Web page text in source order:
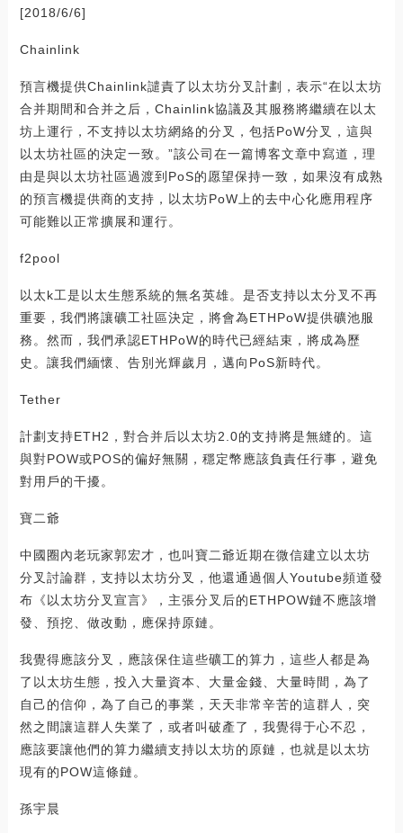
[2018/6/6]
Chainlink
預言機提供Chainlink譴責了以太坊分叉計劃，表示“在以太坊
合并期間和合并之后，Chainlink協議及其服務將繼續在以太
坊上運行，不支持以太坊網絡的分叉，包括PoW分叉，這與
以太坊社區的決定一致。”該公司在一篇博客文章中寫道，理
由是與以太坊社區過渡到PoS的愿望保持一致，如果沒有成熟
的預言機提供商的支持，以太坊PoW上的去中心化應用程序
可能難以正常擴展和運行。
f2pool
以太k工是以太生態系統的無名英雄。是否支持以太分叉不再
重要，我們將讓礦工社區決定，將會為ETHPoW提供礦池服
務。然而，我們承認ETHPoW的時代已經結束，將成為歷
史。讓我們緬懷、告別光輝歲月，邁向PoS新時代。
Tether
計劃支持ETH2，對合并后以太坊2.0的支持將是無縫的。這
與對POW或POS的偏好無關，穩定幣應該負責任行事，避免
對用戶的干擾。
寶二爺
中國圈內老玩家郭宏才，也叫寶二爺近期在微信建立以太坊
分叉討論群，支持以太坊分叉，他還通過個人Youtube頻道發
布《以太坊分叉宣言》，主張分叉后的ETHPOW鏈不應該增
發、預挖、做改動，應保持原鏈。
我覺得應該分叉，應該保住這些礦工的算力，這些人都是為
了以太坊生態，投入大量資本、大量金錢、大量時間，為了
自己的信仰，為了自己的事業，天天非常辛苦的這群人，突
然之間讓這群人失業了，或者叫破產了，我覺得于心不忍，
應該要讓他們的算力繼續支持以太坊的原鏈，也就是以太坊
現有的POW這條鏈。
孫宇晨